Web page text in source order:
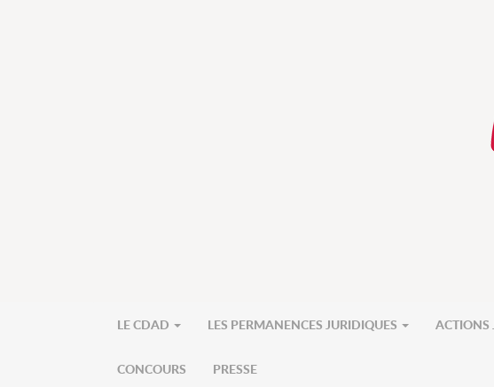
LE CDAD LES PERMANENCES JURIDIQUES ACTIONS
CONCOURS PRESSE